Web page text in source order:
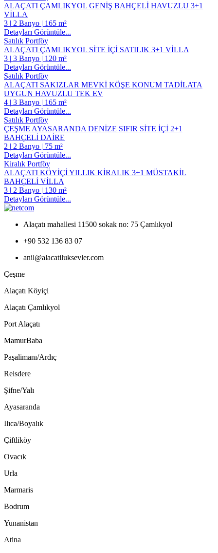
ALAÇATI ÇAMLIKYOL GENİŞ BAHÇELİ HAVUZLU 3+1
VİLLA
3 | 2 Banyo | 165 m²
Detayları Görüntüle...
Satılık Portföy
ALAÇATI ÇAMLIKYOL SİTE İÇİ SATILIK 3+1 VİLLA
3 | 3 Banyo | 120 m²
Detayları Görüntüle...
Satılık Portföy
ALAÇATI SAKIZLAR MEVKİ KÖŞE KONUM TADİLATA
UYGUN HAVUZLU TEK EV
4 | 3 Banyo | 165 m²
Detayları Görüntüle...
Satılık Portföy
ÇEŞME AYASARANDA DENİZE SIFIR SİTE İÇİ 2+1
BAHÇELİ DAİRE
2 | 2 Banyo | 75 m²
Detayları Görüntüle...
Kiralık Portföy
ALAÇATI KÖYİÇİ YILLIK KİRALIK 3+1 MÜSTAKİL
BAHÇELİ VİLLA
3 | 2 Banyo | 130 m²
Detayları Görüntüle...
Alaçatı mahallesi 11500 sokak no: 75 Çamlıkyol
+90 532 136 83 07
anil@alacatiluksevler.com
Çeşme
Alaçatı Köyiçi
Alaçatı Çamlıkyol
Port Alaçatı
MamurBaba
Paşalimanı/Ardıç
Reisdere
Şifne/Yalı
Ayasaranda
Ilıca/Boyalık
Çiftliköy
Ovacık
Urla
Marmaris
Bodrum
Yunanistan
Atina